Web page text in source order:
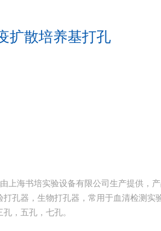
扩散培养基打孔
上海书培实验设备有限公司生产提供，产
孔器，生物打孔器，常用于血清检测实
，五孔，七孔。